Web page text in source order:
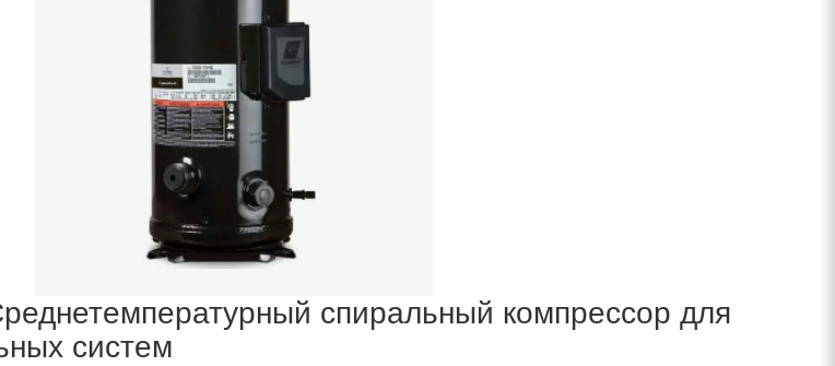
спиральный компрессор для
систем